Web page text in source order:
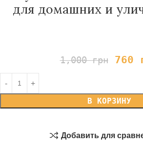
для домашних и
1,000грн 760
В КОРЗИНУ
Добавить для